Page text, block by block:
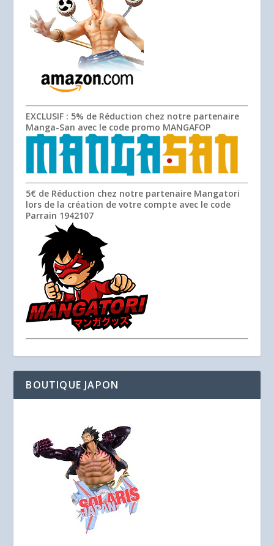
EXCLUSIF : 5% de Réduction chez notre partenaire
Manga-San avec le code promo MANGAFOP
5€ de Réduction chez notre partenaire Mangatori
lors de la création de votre compte avec le code
Parrain 1942107
BOUTIQUE JAPON